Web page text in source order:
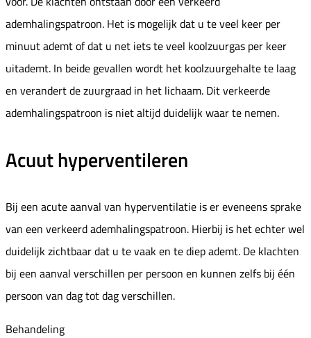
ademhalingspatroon. Het is mogelijk dat u te veel keer per
minuut ademt of dat u net iets te veel koolzuurgas per keer
uitademt. In beide gevallen wordt het koolzuurgehalte te laag
en verandert de zuurgraad in het lichaam. Dit verkeerde
ademhalingspatroon is niet altijd duidelijk waar te nemen.
Acuut hyperventileren
Bij een acute aanval van hyperventilatie is er eveneens sprake
van een verkeerd ademhalingspatroon. Hierbij is het echter wel
duidelijk zichtbaar dat u te vaak en te diep ademt. De klachten
bij een aanval verschillen per persoon en kunnen zelfs bij één
persoon van dag tot dag verschillen.
Behandeling